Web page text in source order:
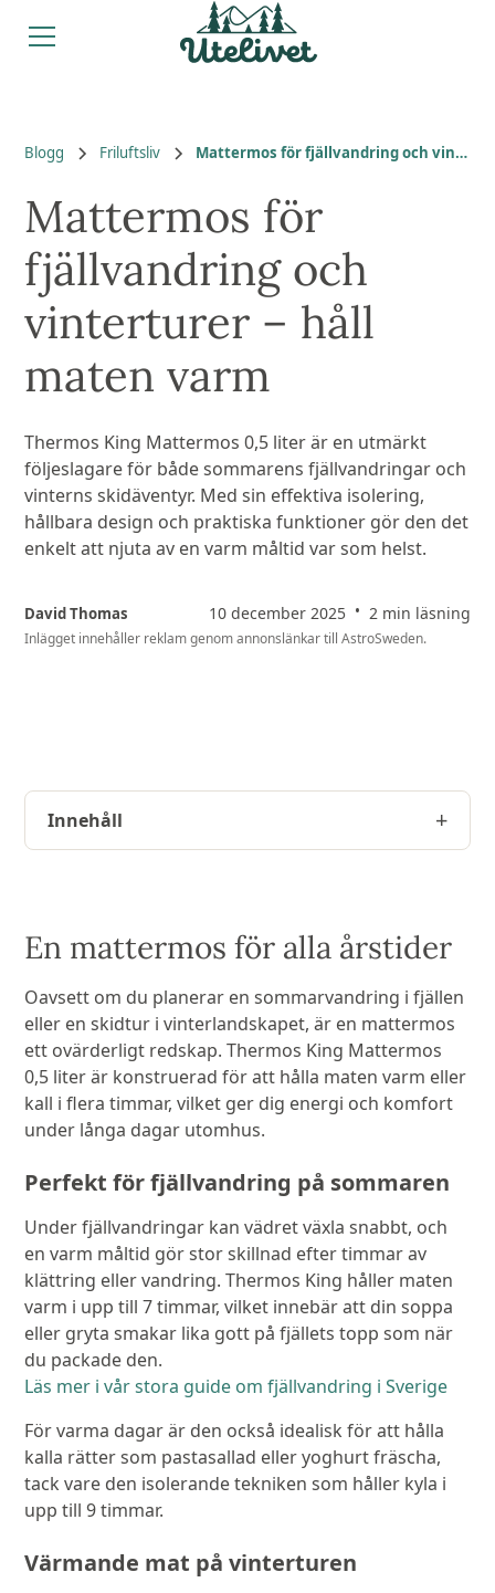
Blogg Friluftsliv Mattermos för fjällvandring och vinterturer – håll maten varm
Mattermos för
fjällvandring och
vinterturer – håll
maten varm
Thermos King Mattermos 0,5 liter är en utmärkt
följeslagare för både sommarens fjällvandringar och
vinterns skidäventyr. Med sin effektiva isolering,
hållbara design och praktiska funktioner gör den det
enkelt att njuta av en varm måltid var som helst.
David Thomas 10 december 2025 • 2 min läsning
Inlägget innehåller reklam genom annonslänkar till AstroSweden.
Innehåll
En mattermos för alla årstider
Oavsett om du planerar en sommarvandring i fjällen
eller en skidtur i vinterlandskapet, är en mattermos
ett ovärderligt redskap. Thermos King Mattermos
0,5 liter är konstruerad för att hålla maten varm eller
kall i flera timmar, vilket ger dig energi och komfort
under långa dagar utomhus.
Perfekt för fjällvandring på sommaren
Under fjällvandringar kan vädret växla snabbt, och
en varm måltid gör stor skillnad efter timmar av
klättring eller vandring. Thermos King håller maten
varm i upp till 7 timmar, vilket innebär att din soppa
eller gryta smakar lika gott på fjällets topp som när
du packade den.
Läs mer i vår stora guide om fjällvandring i Sverige
För varma dagar är den också idealisk för att hålla
kalla rätter som pastasallad eller yoghurt fräscha,
tack vare den isolerande tekniken som håller kyla i
upp till 9 timmar.
Värmande mat på vinterturen